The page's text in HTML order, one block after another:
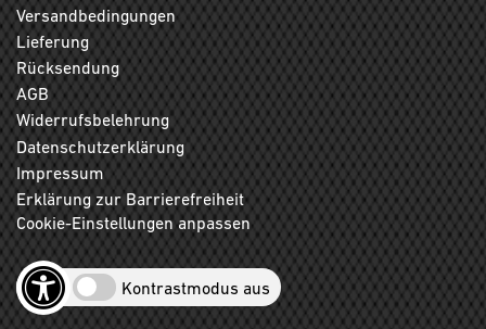
Versandbedingungen
Lieferung
Rücksendung
AGB
Widerrufsbelehrung
Datenschutzerklärung
Impressum
Erklärung zur Barrierefreiheit
Cookie-Einstellungen anpassen
Kontrastmodus aus